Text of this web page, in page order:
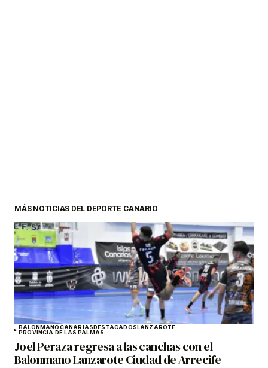
MÁS NOTICIAS DEL DEPORTE CANARIO
BALONMANOCANARIASDESTACADOSLANZAROTE
PROVINCIA DE LAS PALMAS
Joel Peraza regresa a las canchas con el
Balonmano Lanzarote Ciudad de Arrecife